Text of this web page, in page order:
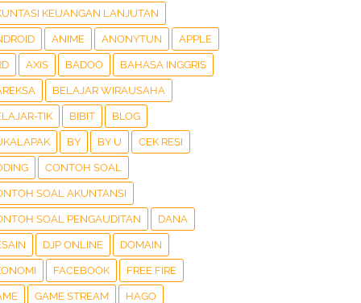
KEUANGAN LANJUTAN
ANIME ANONYTUN APPLE
AXIS BADOO BAHASA INGGRIS
BELAJAR WIRAUSAHA
TIK BIBIT BLOG
BY BY U CEK RESI
CONTOH SOAL
SOAL AKUNTANSI
SOAL PENGAUDITAN DANA
DJP ONLINE DOMAIN
FACEBOOK FREE FIRE
GAME STREAM HAGO